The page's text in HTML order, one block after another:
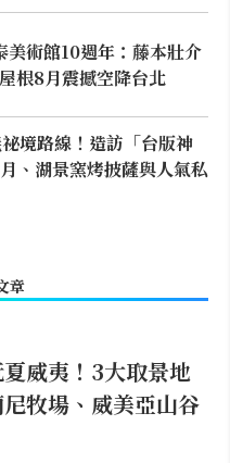
美術館10週年：藤本壯介
根8月震撼空降台北
境路線！造訪「台版神
、湖景窯烤披薩與人氣私
章
威夷！3大取景地
牧場、威美亞山谷